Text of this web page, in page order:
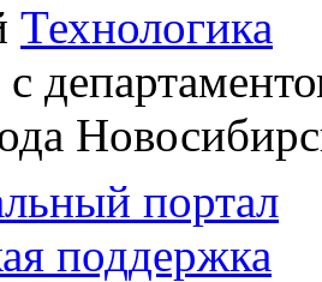
Технологика
с
портал
поддержка